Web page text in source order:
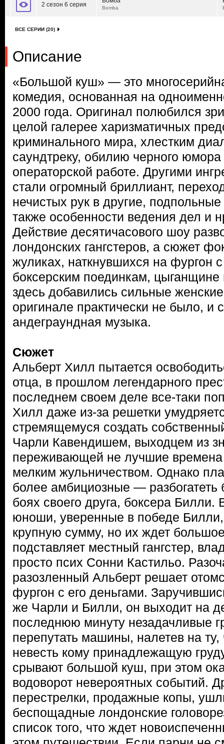
2 сезон 6 серия Bomba
ВСЕ СЕРИИ (20)
Описание
«Большой куш» — это
комедия, основанная на
2000 года. Оригинал полюбился
целой галерее харизматичных
криминального мира, хлестким
саундтреку, обилию черного
операторской работе. Другими
стали огромный бриллиант,
нечистых рук в другие,
также особенности ведения дел и
Действие десятичасового шоу
лондонских гангстеров, а сюжет
жуликах, наткнувшихся на фургон
боксерским поединкам,
здесь добавились сильные
оригинале практически не было, и
андеграундная музыка.
Сюжет
Альберт Хилл пытается
отца, в прошлом легендарного
последнем своем деле все-таки
Хилл даже из-за решетки
стремящемуся создать
Чарли Кавендишем, выходцем из
переживающей не лучшие времена
мелким жульничеством. Однако
более амбициозные — разбогатеть
боях своего друга, боксера Билли.
юноши, уверенные в победе Билли,
крупную сумму, но их ждет
подставляет местный гангстер,
просто псих Сонни Кастильо.
разозленный Альберт решает
фургон с его деньгами.
же Чарли и Билли, он выходит на
последнюю минуту незадачливые
перепутать машины, налетев на ту,
невесть кому принадлежащую
срывают большой куш, при этом
водоворот невероятных событий.
перестрелки, продажные копы,
беспощадные лондонские
список того, что ждет